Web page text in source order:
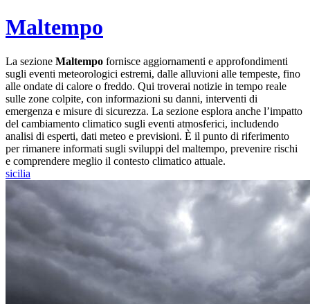
Maltempo
La sezione Maltempo fornisce aggiornamenti e approfondimenti
sugli eventi meteorologici estremi, dalle alluvioni alle tempeste, fino
alle ondate di calore o freddo. Qui troverai notizie in tempo reale
sulle zone colpite, con informazioni su danni, interventi di
emergenza e misure di sicurezza. La sezione esplora anche l’impatto
del cambiamento climatico sugli eventi atmosferici, includendo
analisi di esperti, dati meteo e previsioni. È il punto di riferimento
per rimanere informati sugli sviluppi del maltempo, prevenire rischi
e comprendere meglio il contesto climatico attuale.
sicilia